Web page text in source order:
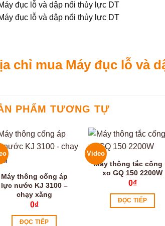
chỉ mua Máy đục lỗ và
PHẨM TƯƠNG TỰ
Máy thông cống áp
lực nước KJ 3100 –
chạy xăng
0₫
ĐỌC TIẾP
Video
Máy thông tắc cống
xo GQ 150 2200W
0₫
ĐỌC TIẾP